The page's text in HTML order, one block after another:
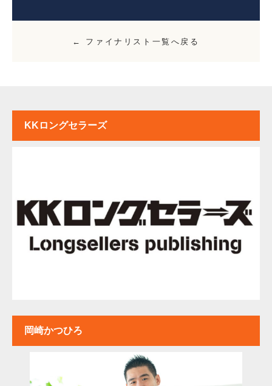
← ファイナリスト一覧へ戻る
KKロングセラーズ
岡崎かつひろ